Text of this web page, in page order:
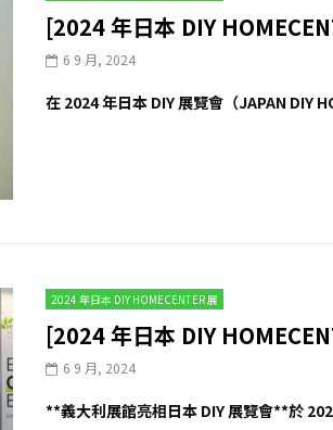
[2024 年日本 DIY
6 9 月, 2024
在 2024 年日本 DIY 展覽會（JAPAN DIY
2024 年日本 DIY HOMECENTER 展
[2024 年日本 DIY
6 9 月, 2024
**義大利展館亮相日本 DIY 展覽會**於